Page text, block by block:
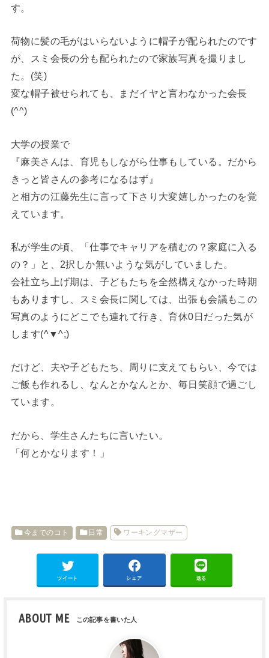
す。
荷物に髪の毛がはいらないように帽子が配られたのです
が、スミ会長の分も配られたので家族写真を撮りまし
た。(笑)
変な帽子被せられても、まだイヤと言わなかった会長
(^^)
大学の授業で
『麻美さんは、育児もしながら仕事もしている。だから
きっと皆さんの参考になるはず』
と相方の江藤先生に言って下さり大変嬉しかったのを覚
えています。
私が学生の頃、「仕事でキャリアを積むの？家庭に入る
の？」と、2択しか無いような気がしていました。
会社立ち上げ期は、子どもたちを全然構えなかった時期
もありますし、スミ会長に関しては、出張も会議もこの
写真のようにどこでも連れて行き、育休0日だった気が
します(^▼^;)
だけど、夫や子どもたち、周りに支えてもらい、今では
ご飯も作れるし、なんとかなんとか、毎日笑顔で過ごし
ています。
だから、学生さんたちに言いたい。
「何とかなります！」
今までのコト 日常 ワーキングマザー
ツイート シェア 送る
ABOUT ME